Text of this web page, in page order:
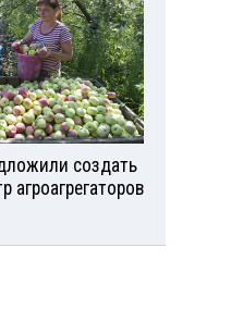
создать
агроагрегаторов